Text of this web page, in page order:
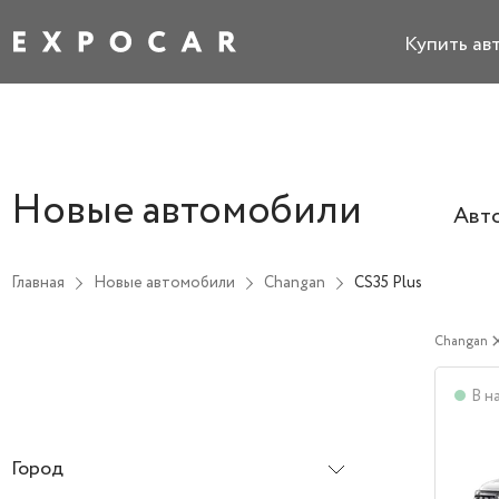
Купить
Новые автомобили
Главная Новые автомобили Changan CS35 Plus
Город
Changan
В